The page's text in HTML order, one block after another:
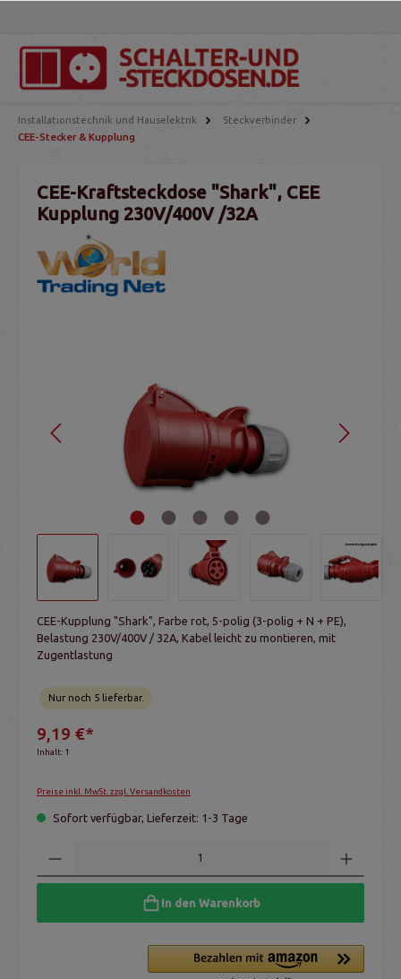
Installationstechnik und Hauselektrik
Steckverbinder
CEE-Stecker & Kupplung
CEE-Kraftsteckdose "Shark", CEE
Kupplung 230V/400V /32A
CEE-Kupplung "Shark", Farbe rot, 5-polig (3-polig + N + PE),
Belastung 230V/400V / 32A, Kabel leicht zu montieren, mit
Zugentlastung
Nur noch 5 lieferbar.
9,19 €*
Inhalt: 1
Preise inkl. MwSt. zzgl. Versandkosten
Sofort verfügbar, Lieferzeit: 1-3 Tage
In den Warenkorb